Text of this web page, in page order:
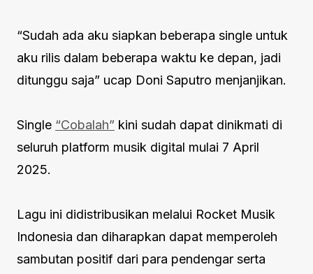
“Sudah ada aku siapkan beberapa single untuk
aku rilis dalam beberapa waktu ke depan, jadi
ditunggu saja” ucap Doni Saputro menjanjikan.
Single “Cobalah” kini sudah dapat dinikmati di
seluruh platform musik digital mulai 7 April
2025.
Lagu ini didistribusikan melalui Rocket Musik
Indonesia dan diharapkan dapat memperoleh
sambutan positif dari para pendengar serta